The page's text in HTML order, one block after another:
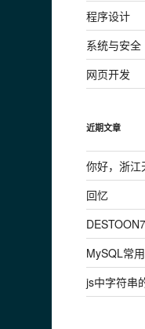
程序设计
系统与安全
网页开发
近期文章
你好，浙江
回忆
MySQL常
js中字符串